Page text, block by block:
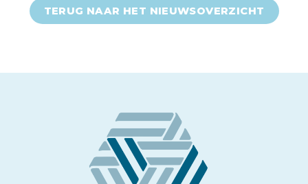
TERUG NAAR HET NIEUWSOVERZICHT